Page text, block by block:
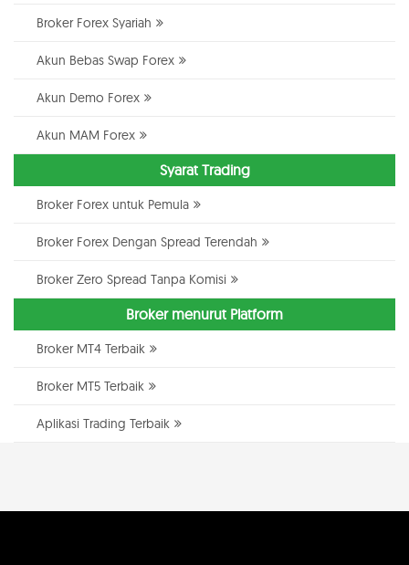
Broker Forex Syariah
Akun Bebas Swap Forex
Akun Demo Forex
Akun MAM Forex
Syarat Trading
Broker Forex untuk Pemula
Broker Forex Dengan Spread Terendah
Broker Zero Spread Tanpa Komisi
Broker menurut Platform
Broker MT4 Terbaik
Broker MT5 Terbaik
Aplikasi Trading Terbaik